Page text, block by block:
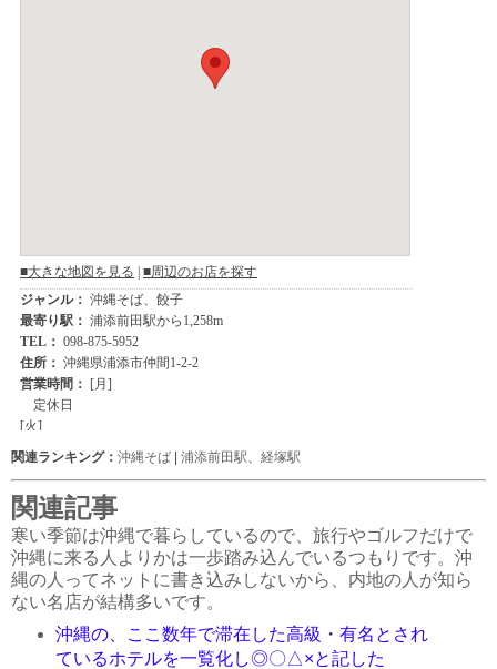
関連ランキング： 沖縄そば | 浦添前田駅 経塚駅
関連記事
寒い季節は沖縄で暮らしているので、旅行やゴルフだけで
沖縄に来る人よりかは一歩踏み込んでいるつもりです。沖
縄の人ってネットに書き込みしないから、内地の人が知ら
ない名店が結構多いです。
沖縄の、ここ数年で滞在した高級・有名とされ
ているホテルを一覧化し◎〇△×と記した